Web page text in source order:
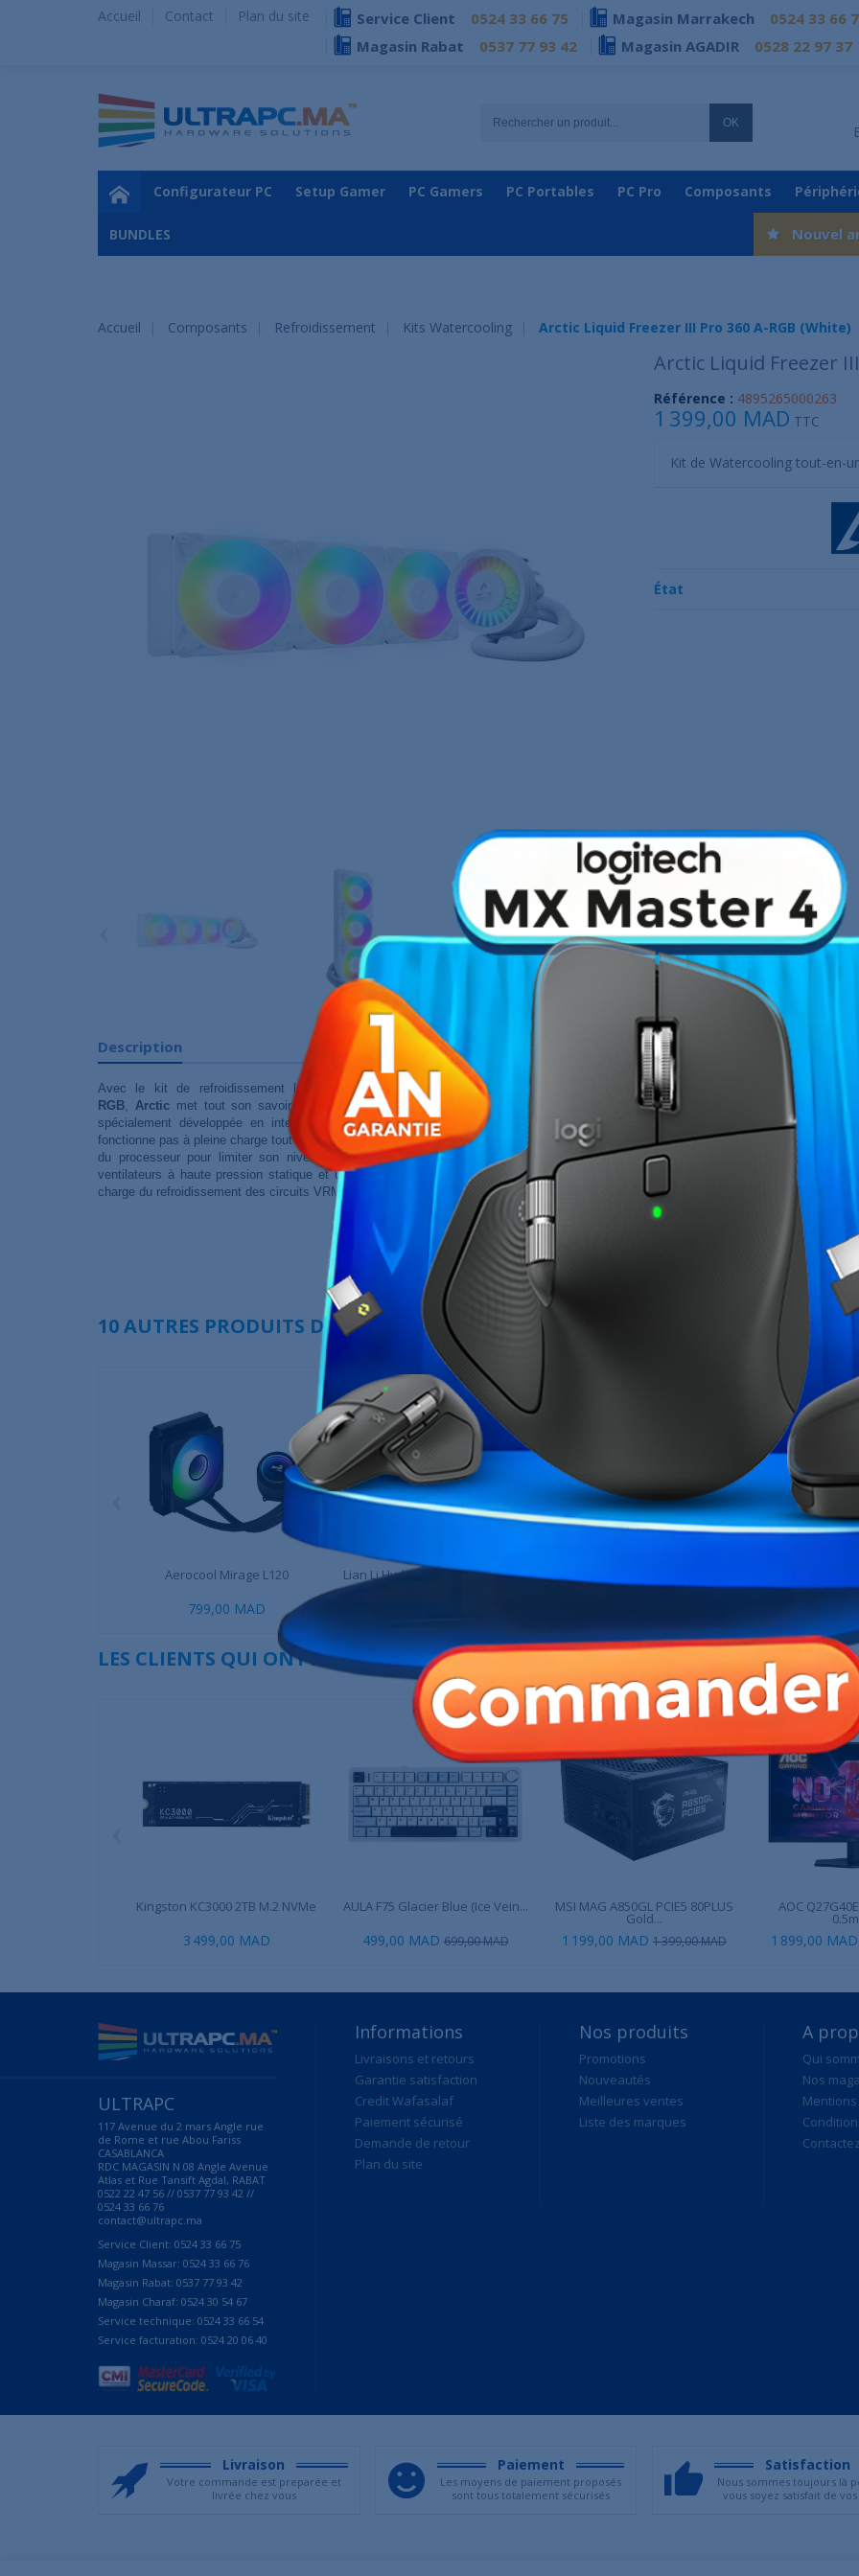
Accueil Contact Plan du site Service Client 0524 33 66 75 Magasin Marrakech 0524 33 66
Magasin Rabat
0537 77 93 42 Magasin AGADIR 0528 22 97 37
OK
Nouvel
Configurateur PC Setup Gamer PC Gamers PC Portables PC Pro Composants
BUNDLES
Accueil Composants Refroidissement Kits Watercooling Arctic Liquid Freezer III Pro 360 A-RGB (White)
›
Arctic Liquid Freezer
Référence : 4895265000263
1 399,00 MAD TTC
Kit de Watercooling tout-en-
État
Description
Avec le kit de refroidissement liquide pour CPU tout-en-unLiquid Freezer III Pro A-
RGB, Arcticmet tout son savoir-faire au service du gaming grâce à une pompe améliorée
spécialement développée en interne et contrôlée par PWM. Grâce à ce système, elle ne
fonctionne pas à pleine charge tout le temps, mais ajuste son fonctionnement sur la température
du processeur pour limiter son niveau sonore au repos. L'ensemble est complété par des
ventilateurs à haute pression statique et un autre ventilateur de 60 mm près de la pompe en
charge du refroidissement des circuits VRM de la carte mère.
Fiche technique
Dimensions du radiateur
Ventilateur(s)
Support du processeur
Marque
Références spécifiques
10 AUTRES PRODUITS DANS LA MÊME CATÉGORIE :
Aerocool Mirage L120
799,00 MAD
Lian Li HydroShift II LCD-C 360R... DeepCool LQ360 Ultra ARGB
Black
899,00 MAD
LES CLIENTS QUI ONT ACHETÉ CE PRODUIT ONT ÉGALEMENT ACHETÉ :
Kingston KC3000 2TB M.2 NVMe
3 499,00 MAD
AULA F75 Glacier Blue (Ice Vein...
499,00 MAD 699,00 MAD
MSI MAG A850GL PCIE5 80PLUS
Gold...
1 199,00 MAD 1 399,00 MAD
AOC
1 899,00 MAD
ULTRAPC
117 Avenue du 2 mars Angle rue
de Rome et rue Abou Fariss
CASABLANCA
RDC MAGASIN N 08 Angle Avenue
Atlas et Rue Tansift Agdal, RABAT
0522 22 47 56 // 0537 77 93 42 //
0524 33 66 76
contact@ultrapc.ma
Service Client: 0524 33 66 75
Magasin Massar: 0524 33 66 76
Magasin Rabat: 0537 77 93 42
Magasin Charaf: 0524 30 54 67
Service technique: 0524 33 66 54
Service facturation: 0524 20 06 40
Informations
Livraisons et retours
Garantie satisfaction
Credit Wafasalaf
Paiement sécurisé
Demande de retour
Plan du site
Nos produits
Promotions
Nouveautés
Meilleures ventes
Liste des marques
A
Qui
Nos
Livraison
Votre commande est preparée et
livrée chez vous
Paiement
Les moyens de paiement proposés
sont tous totalement sécurisés
Satisfaction
Nous sommes toujours là
vous soyez satisfait de